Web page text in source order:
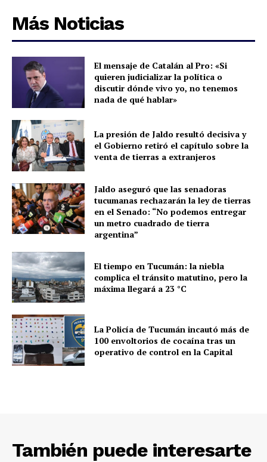
Más Noticias
El mensaje de Catalán al Pro: «Si
quieren judicializar la política o
discutir dónde vivo yo, no tenemos
nada de qué hablar»
La presión de Jaldo resultó decisiva y
el Gobierno retiró el capítulo sobre la
venta de tierras a extranjeros
Jaldo aseguró que las senadoras
tucumanas rechazarán la ley de tierras
en el Senado: “No podemos entregar
un metro cuadrado de tierra
argentina”
El tiempo en Tucumán: la niebla
complica el tránsito matutino, pero la
máxima llegará a 23 °C
La Policía de Tucumán incautó más de
100 envoltorios de cocaína tras un
operativo de control en la Capital
También puede interesarte